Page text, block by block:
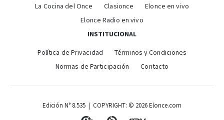
La Cocina del Once
Clasionce
Elonce en vivo
Elonce Radio en vivo
INSTITUCIONAL
Política de Privacidad
Términos y Condiciones
Normas de Participación
Contacto
Edición N° 8.535 | COPYRIGHT: © 2026 Elonce.com